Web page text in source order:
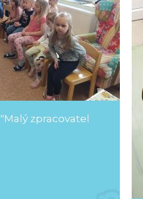
zpracovatel